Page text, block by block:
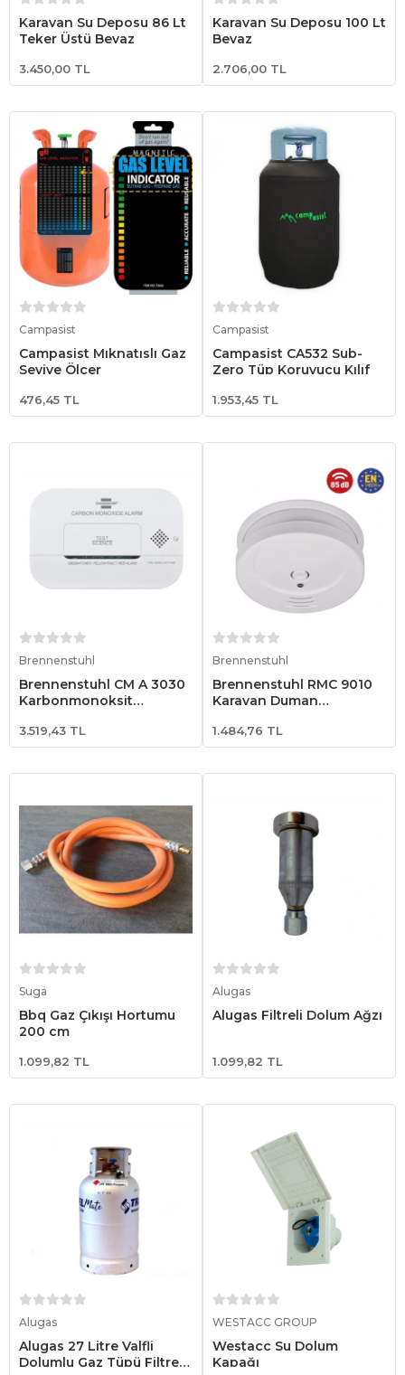
Karavan Su Deposu 86 Lt
Teker Üstü Beyaz
3.450,00 TL
Karavan Su Deposu 100 Lt
Beyaz
2.706,00 TL
Campasist
Campasist Mıknatıslı Gaz
Seviye Ölçer
476,45 TL
Campasist
Campasist CA532 Sub-
Zero Tüp Koruyucu Kılıf
1.953,45 TL
Brennenstuhl
Brennenstuhl CM A 3030
Karbonmonoksit
3.519,43 TL
Brennenstuhl
Brennenstuhl RMC 9010
Karavan Duman
1.484,76 TL
Suga
Bbq Gaz Çıkışı Hortumu
200 cm
1.099,82 TL
Alugas
Alugas Filtreli Dolum Ağzı
1.099,82 TL
Alugas
Alugas 27 Litre Valfli
Dolumlu Gaz Tüpü Filtreli
WESTACC GROUP
Westacc Su Dolum
Kapağı